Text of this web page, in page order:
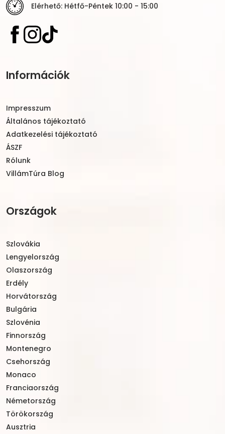
Elérhető: Hétfő-Péntek 10:00 - 15:00
Információk
Impresszum
Általános tájékoztató
Adatkezelési tájékoztató
ÁSZF
Rólunk
VillámTúra Blog
Országok
Szlovákia
Lengyelország
Olaszország
Erdély
Horvátország
Bulgária
Szlovénia
Finnország
Montenegro
Csehország
Monaco
Franciaország
Németország
Törökország
Ausztria